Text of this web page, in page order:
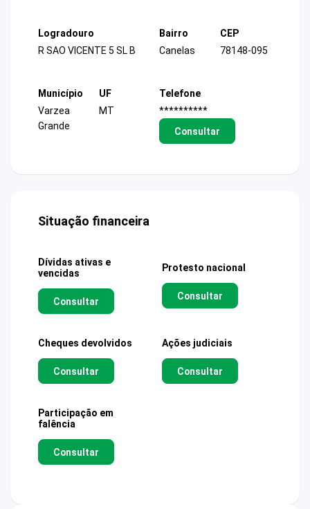
Logradouro
R SAO VICENTE 5 SL B
Bairro
Canelas
CEP
78148-095
Município
Varzea
Grande
UF
MT
Telefone
**********
Consultar
Situação financeira
Dívidas ativas e
vencidas
Consultar
Protesto nacional
Consultar
Cheques devolvidos
Consultar
Ações judiciais
Consultar
Participação em
falência
Consultar